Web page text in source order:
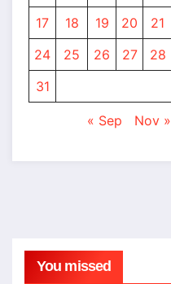
17
18 19 20 21
24
25 26 27 28
31
« Sep Nov »
You missed